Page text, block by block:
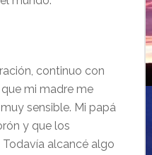
continuo con
mi madre me
sensible. Mi papá
y que los
alcancé algo